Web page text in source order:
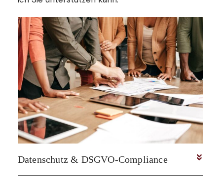
Datenschutz & DSGVO-Compliance